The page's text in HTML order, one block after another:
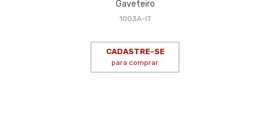
Gaveteiro
1003A-IT
CADASTRE-SE
para comprar